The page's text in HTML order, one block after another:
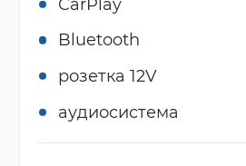
Bluetooth
розетка 12V
аудиосистема